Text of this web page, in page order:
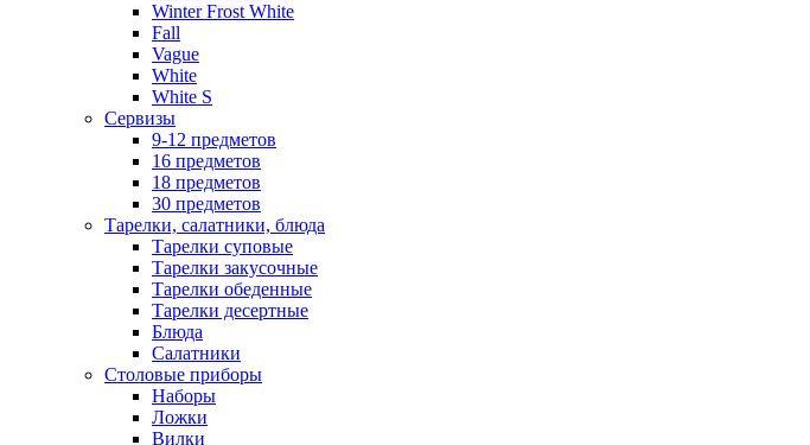
Winter Frost White
Fall
Vague
White
White S
Сервизы
9-12 предметов
16 предметов
18 предметов
30 предметов
Тарелки, салатники, блюда
Тарелки суповые
Тарелки закусочные
Тарелки обеденные
Тарелки десертные
Блюда
Салатники
Столовые приборы
Наборы
Ложки
Вилки